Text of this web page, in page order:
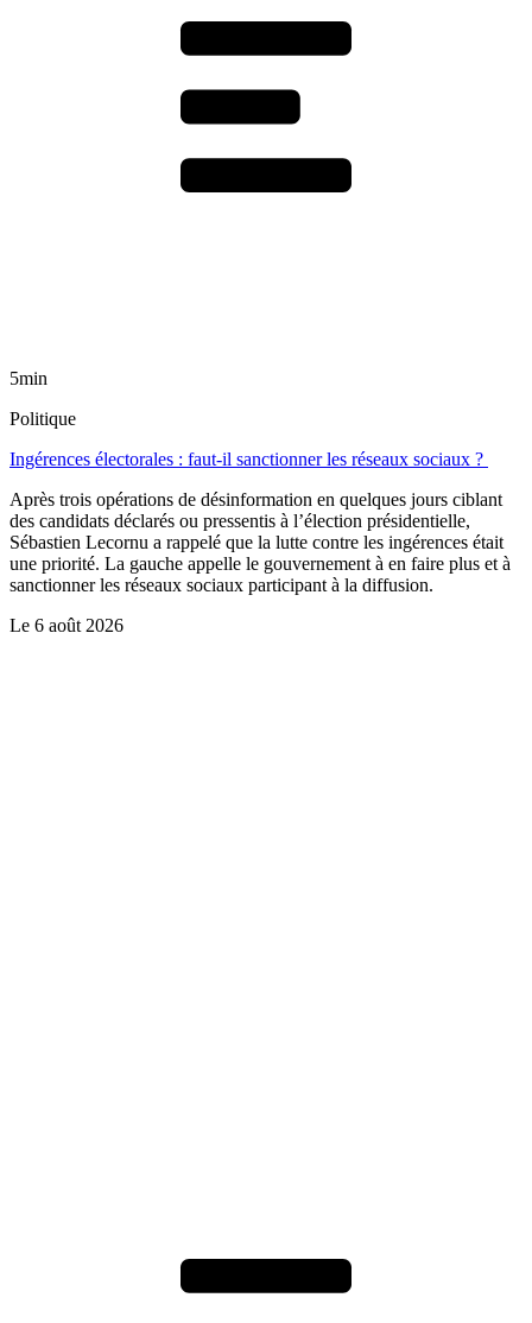
5min
Politique
Ingérences électorales : faut-il sanctionner les réseaux sociaux ?
Après trois opérations de désinformation en quelques jours ciblant
des candidats déclarés ou pressentis à l’élection présidentielle,
Sébastien Lecornu a rappelé que la lutte contre les ingérences était
une priorité. La gauche appelle le gouvernement à en faire plus et à
sanctionner les réseaux sociaux participant à la diffusion.
Le 6 août 2026